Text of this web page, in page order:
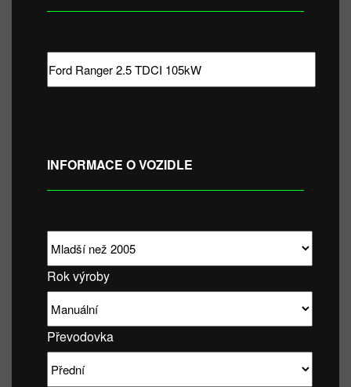
INFORMACE O VOZIDLE
Rok výroby
Převodovka